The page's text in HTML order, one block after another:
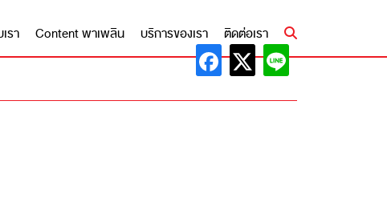
รา Content พาเพลิน บริการของเรา ติดต่อเรา